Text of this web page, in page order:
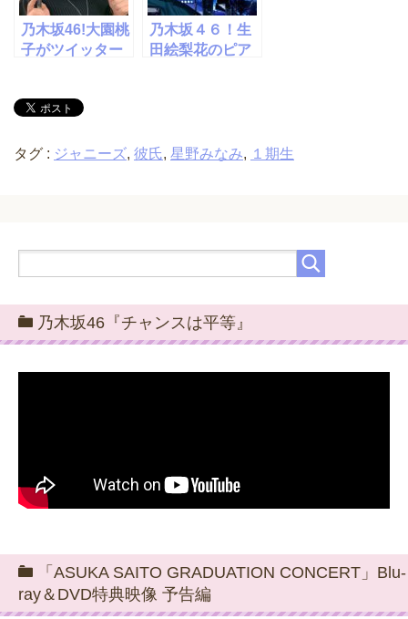
乃木坂46!大園桃
子がツイッター
ってなに？
乃木坂４６！生
田絵梨花のピア
タグ : ジャニーズ, 彼氏, 星野みなみ, １期生
乃木坂46『チャンスは平等』
「ASUKA SAITO GRADUATION CONCERT」Blu-
ray＆DVD特典映像 予告編